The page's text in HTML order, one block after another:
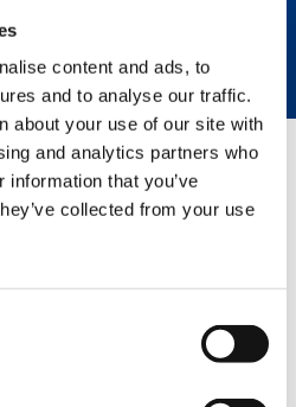
content and ads, to
and to analyse our traffic.
about your use of our site with
and analytics partners who
that you’ve
collected from your use